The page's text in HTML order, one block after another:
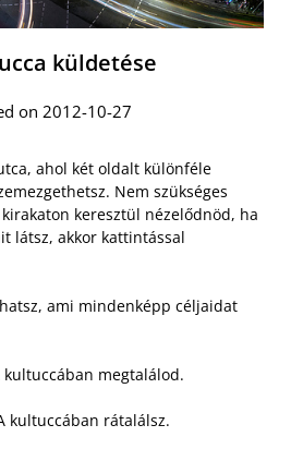
küldetése
on 2012-10-27
ahol két oldalt különféle
Nem szükséges
keresztül nézelődnöd, ha
látsz, akkor kattintással
ami mindenképp céljaidat
kultuccában megtalálod.
kultuccában rátalálsz.